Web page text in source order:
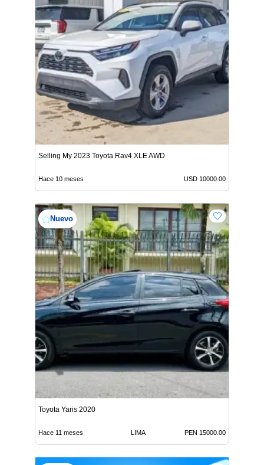
Selling My 2023 Toyota Rav4 XLE AWD
Hace 10 meses USD 10000.00
Nuevo
Toyota Yaris 2020
Hace 11 meses LIMA PEN 15000.00